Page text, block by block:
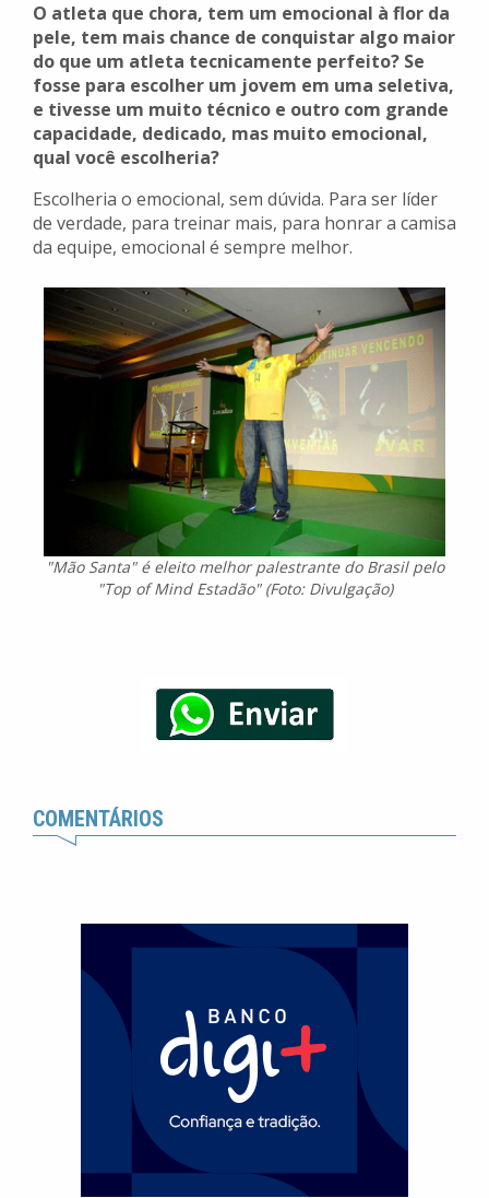
O atleta que chora, tem um emocional à flor da
pele, tem mais chance de conquistar algo maior
do que um atleta tecnicamente perfeito? Se
fosse para escolher um jovem em uma seletiva,
e tivesse um muito técnico e outro com grande
capacidade, dedicado, mas muito emocional,
qual você escolheria?
Escolheria o emocional, sem dúvida. Para ser líder
de verdade, para treinar mais, para honrar a camisa
da equipe, emocional é sempre melhor.
"Mão Santa" é eleito melhor palestrante do Brasil pelo
"Top of Mind Estadão" (Foto: Divulgação)
COMENTÁRIOS